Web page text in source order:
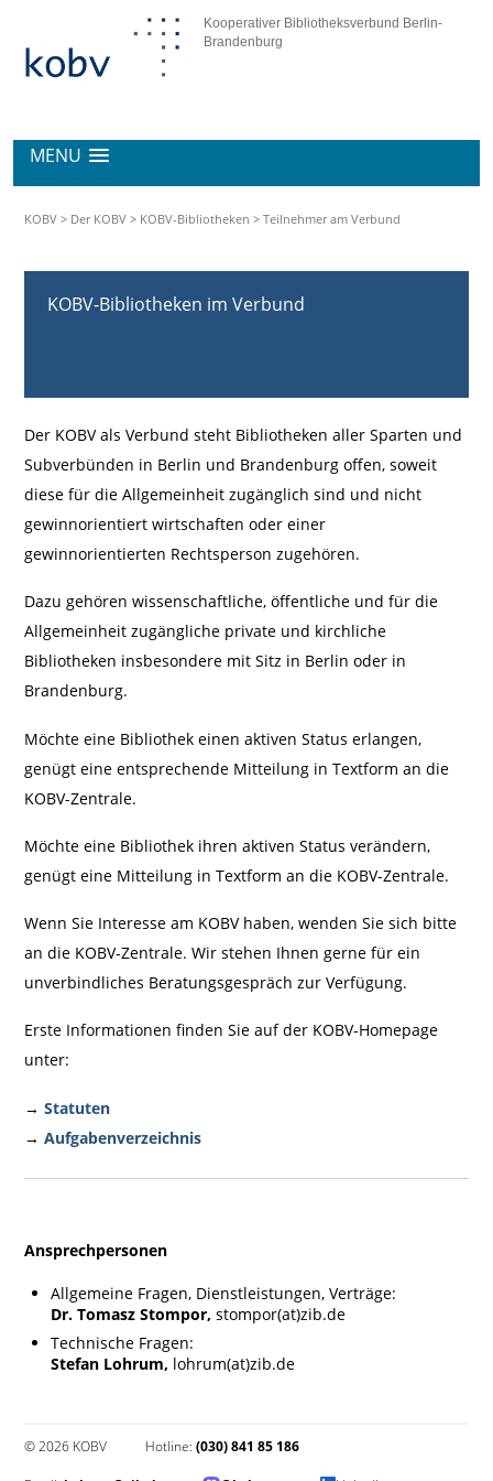
Kooperativer Bibliotheksverbund Berlin-
Brandenburg
MENU
KOBV > Der KOBV > KOBV-Bibliotheken >Teilnehmer am Verbund
KOBV-Bibliotheken im Verbund
Der KOBV als Verbund steht Bibliotheken aller Sparten und
Subverbünden in Berlin und Brandenburg offen, soweit
diese für die Allgemeinheit zugänglich sind und nicht
gewinnorientiert wirtschaften oder einer
gewinnorientierten Rechtsperson zugehören.
Dazu gehören wissenschaftliche, öffentliche und für die
Allgemeinheit zugängliche private und kirchliche
Bibliotheken insbesondere mit Sitz in Berlin oder in
Brandenburg.
Möchte eine Bibliothek einen aktiven Status erlangen,
genügt eine entsprechende Mitteilung in Textform an die
KOBV-Zentrale.
Möchte eine Bibliothek ihren aktiven Status verändern,
genügt eine Mitteilung in Textform an die KOBV-Zentrale.
Wenn Sie Interesse am KOBV haben, wenden Sie sich bitte
an die KOBV-Zentrale. Wir stehen Ihnen gerne für ein
unverbindliches Beratungsgespräch zur Verfügung.
Erste Informationen finden Sie auf der KOBV-Homepage
unter:
→Statuten
→Aufgabenverzeichnis
Ansprechpersonen
Allgemeine Fragen, Dienstleistungen, Verträge:
Dr. Tomasz Stompor,stompor(at)zib.de
Technische Fragen:
Stefan Lohrum, lohrum(at)zib.de
© 2026 KOBV Hotline:(030) 841 85 186